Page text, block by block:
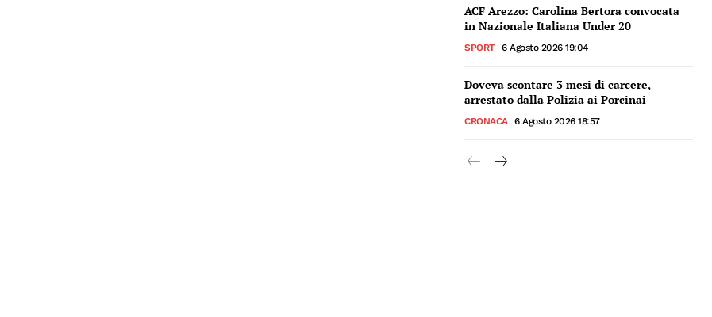
ACF Arezzo: Carolina Bertora convocata
in Nazionale Italiana Under 20
SPORT 6 Agosto 2026 19:04
Doveva scontare 3 mesi di carcere,
arrestato dalla Polizia ai Porcinai
CRONACA 6 Agosto 2026 18:57